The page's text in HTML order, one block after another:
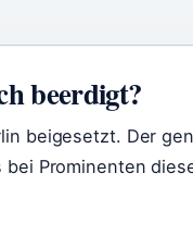
beerdigt?
beigesetzt. Der
Prominenten